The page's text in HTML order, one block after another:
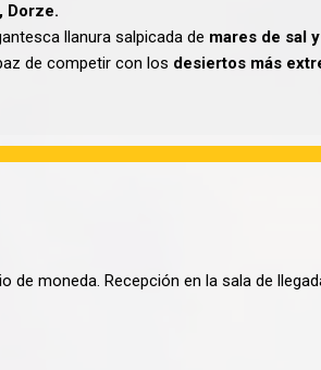
Dorze.
llanura salpicada de mares de sal
de competir con los desiertos más
de moneda. Recepción en la sala de